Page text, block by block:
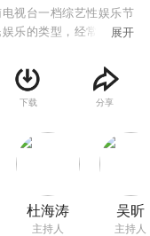
电视台一档综艺性娱乐节
乐的类型，经常邀请一
举其主持人；现在为嘉
目，经常邀请大陆和港
戏等，是湖南卫视的品
展开
下载 分享
杜海涛
主持人
吴昕
主持人